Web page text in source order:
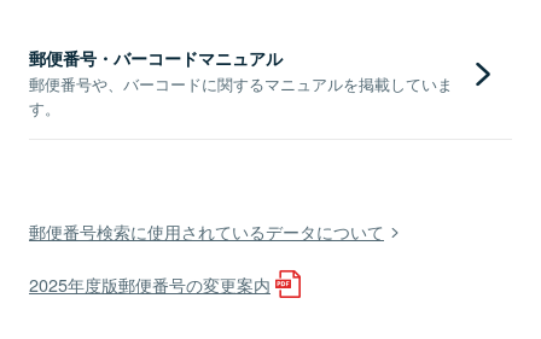
郵便番号・バーコードマニュアル
郵便番号や、バーコードに関するマニュアルを掲載していま
す。
郵便番号検索に使用されているデータについて
2025年度版郵便番号の変更案内